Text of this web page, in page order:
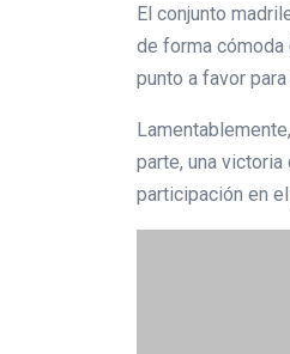
El conjunto
de forma cómoda
punto a favor
parte, una
participación en